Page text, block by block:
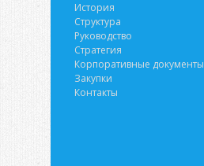
История
Структура
Руководство
Стратегия
Корпоративные документы
Закупки
Контакты